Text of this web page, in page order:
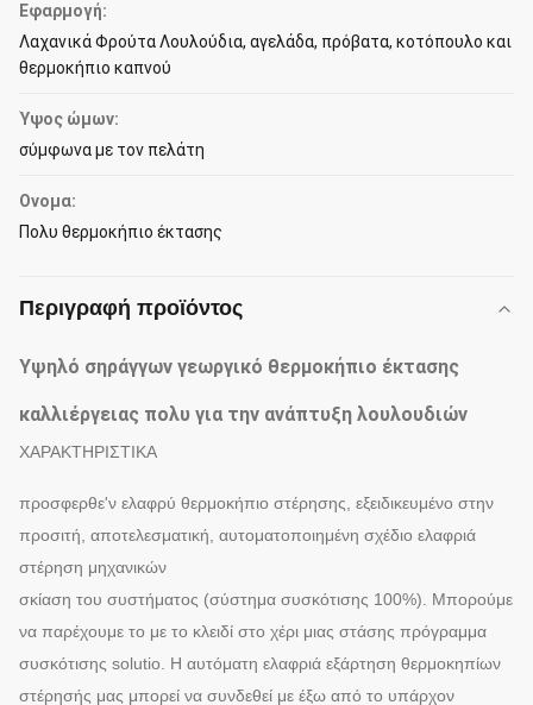
Εφαρμογή:
Λαχανικά Φρούτα Λουλούδια, αγελάδα, πρόβατα, κοτόπουλο και
θερμοκήπιο καπνού
Ύψος ώμων:
σύμφωνα με τον πελάτη
Ονομα:
Πολυ θερμοκήπιο έκτασης
Περιγραφή προϊόντος
Υψηλό σηράγγων γεωργικό θερμοκήπιο έκτασης
καλλιέργειας πολυ για την ανάπτυξη λουλουδιών
ΧΑΡΑΚΤΗΡΙΣΤΙΚΑ
προσφερθε'ν ελαφρύ θερμοκήπιο στέρησης, εξειδικευμένο στην
προσιτή, αποτελεσματική, αυτοματοποιημένη σχέδιο ελαφριά
στέρηση μηχανικών
σκίαση του συστήματος (σύστημα συσκότισης 100%). Μπορούμε
να παρέχουμε το με το κλειδί στο χέρι μιας στάσης πρόγραμμα
συσκότισης solutio. Η αυτόματη ελαφριά εξάρτηση θερμοκηπίων
στέρησής μας μπορεί να συνδεθεί με έξω από το υπάρχον